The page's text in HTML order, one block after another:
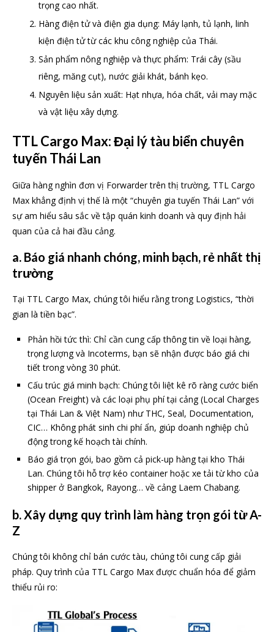
trọng cao nhất.
Hàng điện tử và điện gia dụng: Máy lạnh, tủ lạnh, linh
kiện điện tử từ các khu công nghiệp của Thái.
Sản phẩm nông nghiệp và thực phẩm: Trái cây (sầu
riêng, măng cụt), nước giải khát, bánh kẹo.
Nguyên liệu sản xuất: Hạt nhựa, hóa chất, vải may mặc
và vật liệu xây dựng.
TTL Cargo Max: Đại lý tàu biển chuyên
tuyến Thái Lan
Giữa hàng nghìn đơn vị Forwarder trên thị trường, TTL Cargo
Max khẳng định vị thế là một “chuyên gia tuyến Thái Lan” với
sự am hiểu sâu sắc về tập quán kinh doanh và quy định hải
quan của cả hai đầu cảng.
a. Báo giá nhanh chóng, minh bạch, rẻ nhất thị
trường
Tại TTL Cargo Max, chúng tôi hiểu rằng trong Logistics, “thời
gian là tiền bạc”.
Phản hồi tức thì: Chỉ cần cung cấp thông tin về loại hàng,
trọng lượng và Incoterms, bạn sẽ nhận được báo giá chi
tiết trong vòng 30 phút.
Cấu trúc giá minh bạch: Chúng tôi liệt kê rõ ràng cước biển
(Ocean Freight) và các loại phụ phí tại cảng (Local Charges
tại Thái Lan & Việt Nam) như THC, Seal, Documentation,
CIC… Không phát sinh chi phí ẩn, giúp doanh nghiệp chủ
động trong kế hoạch tài chính.
Báo giá trọn gói, bao gồm cả pick-up hàng tại kho Thái
Lan. Chúng tôi hỗ trợ kéo container hoặc xe tải từ kho của
shipper ở Bangkok, Rayong… về cảng Laem Chabang.
b. Xây dựng quy trình làm hàng trọn gói từ A-
Z
Chúng tôi không chỉ bán cước tàu, chúng tôi cung cấp giải
pháp. Quy trình của TTL Cargo Max được chuẩn hóa để giảm
thiểu rủi ro: